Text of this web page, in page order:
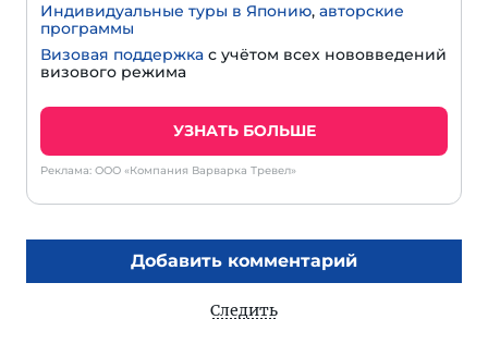
Индивидуальные туры в Японию, авторские
программы
Визовая поддержка с учётом всех нововведений
визового режима
УЗНАТЬ БОЛЬШЕ
Реклама: ООО «Компания Варварка Тревел»
Добавить комментарий
Следить